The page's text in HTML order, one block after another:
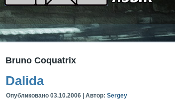
Bruno Coquatrix
Dalida
Опубликовано 03.10.2006 Автор: Sergey